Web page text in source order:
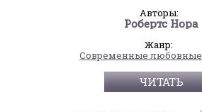
Авторы:
Робертс Нора
Жанр:
Современные
ЧИТАТЬ